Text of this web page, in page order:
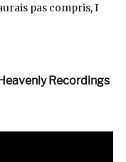
pas compris, I
Recordings